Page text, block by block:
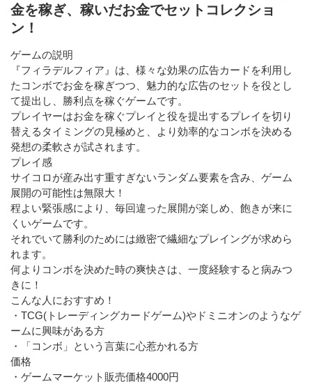
金を稼ぎ、稼いだお金でセットコレクショ
ン！
ゲームの説明
『フィラデルフィア』は、様々な効果の広告カードを利用し
たコンボでお金を稼ぎつつ、魅力的な広告のセットを役とし
て提出し、勝利点を稼ぐゲームです。
プレイヤーはお金を稼ぐプレイと役を提出するプレイを切り
替えるタイミングの見極めと、より効率的なコンボを決める
発想の柔軟さが試されます。
プレイ感
サイコロが産み出す重すぎないランダム要素を含み、ゲーム
展開の可能性は無限大！
程よい緊張感により、毎回違った展開が楽しめ、飽きが来に
くいゲームです。
それでいて勝利のためには緻密で繊細なプレイングが求めら
れます。
何よりコンボを決めた時の爽快さは、一度経験すると病みつ
きに！
こんな人におすすめ！
・TCG(トレーディングカードゲーム)やドミニオンのようなゲ
ームに興味がある方
・「コンボ」という言葉に心惹かれる方
価格
・ゲームマーケット販売価格4000円